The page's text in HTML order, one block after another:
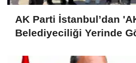
AK Parti İstanbul’dan
Belediyeciliği Yerinde